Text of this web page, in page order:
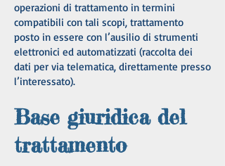
operazioni di trattamento in termini
compatibili con tali scopi, trattamento
posto in essere con l’ausilio di strumenti
elettronici ed automatizzati (raccolta dei
dati per via telematica, direttamente presso
l’interessato).
Base giuridica del
trattamento